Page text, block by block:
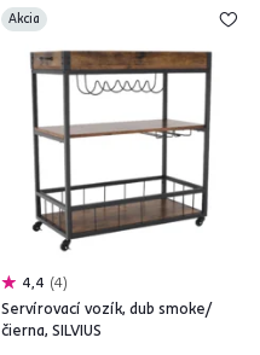
Akcia
4,4 4
Servírovací vozík, dub smoke/
čierna, SILVIUS